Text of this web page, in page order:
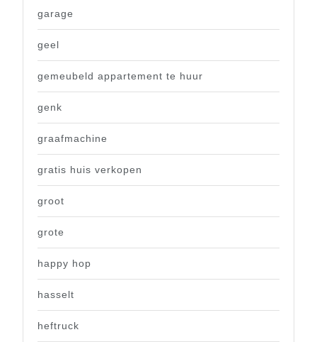
garage
geel
gemeubeld appartement te huur
genk
graafmachine
gratis huis verkopen
groot
grote
happy hop
hasselt
heftruck